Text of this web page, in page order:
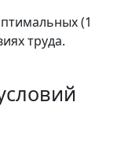
(1
труда.